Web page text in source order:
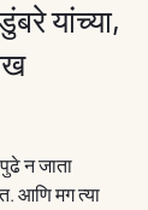
यांच्या,
न जाता
आणि मग त्या